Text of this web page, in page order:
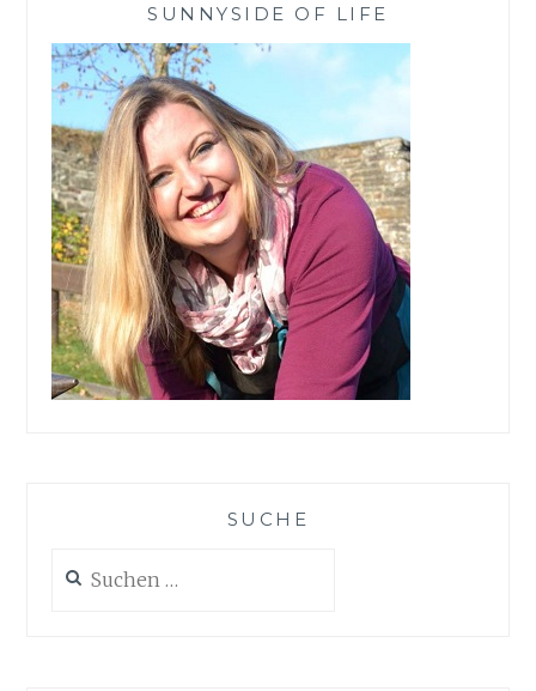
VON
HAKA
SUNNYSIDE OF LIFE
SUCHE
nach: